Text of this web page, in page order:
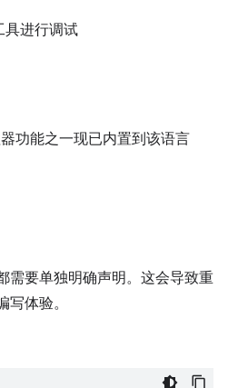
具进行调试
功能之一现已内置到该语言
需要单独明确声明。这会导致重
体验。